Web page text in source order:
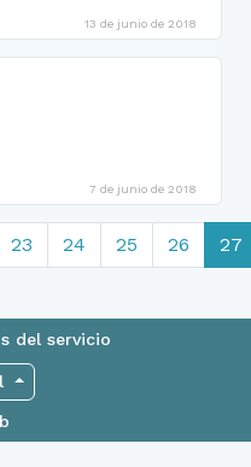
13 de junio de 2018
7 de junio de 2018
23 24 25 26 27
del servicio